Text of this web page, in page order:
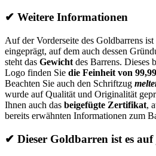
✔ Weitere Informationen
Auf der Vorderseite des Goldbarrens ist
eingeprägt, auf dem auch dessen
steht das Gewicht des Barrens. Dieses
Logo finden Sie die Feinheit von
Beachten Sie auch den Schriftzug
wurde auf Qualität und Originalität
Ihnen auch das beigefügte Zertifikat,
bereits erwähnten Informationen zum
✔ Dieser Goldbarren ist es